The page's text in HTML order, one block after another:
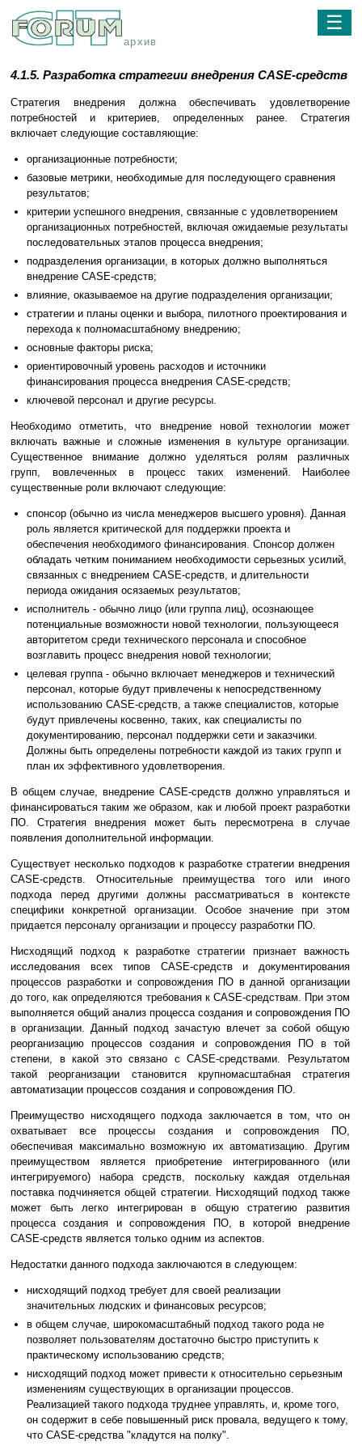
архив
☰
4.1.5. Разработка стратегии внедрения CASE-средств
Стратегия внедрения должна обеспечивать удовлетворение
потребностей и критериев, определенных ранее. Стратегия
включает следующие составляющие:
организационные потребности;
базовые метрики, необходимые для последующего сравнения
результатов;
критерии успешного внедрения, связанные с удовлетворением
организационных потребностей, включая ожидаемые результаты
последовательных этапов процесса внедрения;
подразделения организации, в которых должно выполняться
внедрение CASE-средств;
влияние, оказываемое на другие подразделения организации;
стратегии и планы оценки и выбора, пилотного проектирования и
перехода к полномасштабному внедрению;
основные факторы риска;
ориентировочный уровень расходов и источники
финансирования процесса внедрения CASE-средств;
ключевой персонал и другие ресурсы.
Необходимо отметить, что внедрение новой технологии может
включать важные и сложные изменения в культуре организации.
Существенное внимание должно уделяться ролям различных
групп, вовлеченных в процесс таких изменений. Наиболее
существенные роли включают следующие:
спонсор (обычно из числа менеджеров высшего уровня). Данная
роль является критической для поддержки проекта и
обеспечения необходимого финансирования. Спонсор должен
обладать четким пониманием необходимости серьезных усилий,
связанных с внедрением CASE-средств, и длительности
периода ожидания осязаемых результатов;
исполнитель - обычно лицо (или группа лиц), осознающее
потенциальные возможности новой технологии, пользующееся
авторитетом среди технического персонала и способное
возглавить процесс внедрения новой технологии;
целевая группа - обычно включает менеджеров и технический
персонал, которые будут привлечены к непосредственному
использованию CASE-средств, а также специалистов, которые
будут привлечены косвенно, таких, как специалисты по
документированию, персонал поддержки сети и заказчики.
Должны быть определены потребности каждой из таких групп и
план их эффективного удовлетворения.
В общем случае, внедрение CASE-средств должно управляться и
финансироваться таким же образом, как и любой проект разработки
ПО. Стратегия внедрения может быть пересмотрена в случае
появления дополнительной информации.
Существует несколько подходов к разработке стратегии внедрения
CASE-средств. Относительные преимущества того или иного
подхода перед другими должны рассматриваться в контексте
специфики конкретной организации. Особое значение при этом
придается персоналу организации и процессу разработки ПО.
Нисходящий подход к разработке стратегии признает важность
исследования всех типов CASE-средств и документирования
процессов разработки и сопровождения ПО в данной организации
до того, как определяются требования к CASE-средствам. При этом
выполняется общий анализ процесса создания и сопровождения ПО
в организации. Данный подход зачастую влечет за собой общую
реорганизацию процессов создания и сопровождения ПО в той
степени, в какой это связано с CASE-средствами. Результатом
такой реорганизации становится крупномасштабная стратегия
автоматизации процессов создания и сопровождения ПО.
Преимущество нисходящего подхода заключается в том, что он
охватывает все процессы создания и сопровождения ПО,
обеспечивая максимально возможную их автоматизацию. Другим
преимуществом является приобретение интегрированного (или
интегрируемого) набора средств, поскольку каждая отдельная
поставка подчиняется общей стратегии. Нисходящий подход также
может быть легко интегрирован в общую стратегию развития
процесса создания и сопровождения ПО, в которой внедрение
CASE-средств является только одним из аспектов.
Недостатки данного подхода заключаются в следующем:
нисходящий подход требует для своей реализации
значительных людских и финансовых ресурсов;
в общем случае, широкомасштабный подход такого рода не
позволяет пользователям достаточно быстро приступить к
практическому использованию средств;
нисходящий подход может привести к относительно серьезным
изменениям существующих в организации процессов.
Реализацией такого подхода труднее управлять, и, кроме того,
он содержит в себе повышенный риск провала, ведущего к тому,
что CASE-средства "кладутся на полку".